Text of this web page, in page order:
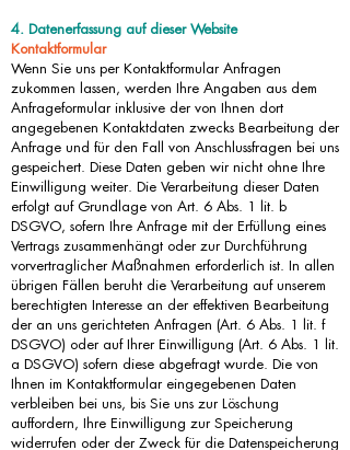
4. Datenerfassung auf dieser Website
Kontaktformular
Wenn Sie uns per Kontaktformular Anfragen
zukommen lassen, werden Ihre Angaben aus dem
Anfrageformular inklusive der von Ihnen dort
angegebenen Kontaktdaten zwecks Bearbeitung der
Anfrage und für den Fall von Anschlussfragen bei uns
gespeichert. Diese Daten geben wir nicht ohne Ihre
Einwilligung weiter. Die Verarbeitung dieser Daten
erfolgt auf Grundlage von Art. 6 Abs. 1 lit. b
DSGVO, sofern Ihre Anfrage mit der Erfüllung eines
Vertrags zusammenhängt oder zur Durchführung
vorvertraglicher Maßnahmen erforderlich ist. In allen
übrigen Fällen beruht die Verarbeitung auf unserem
berechtigten Interesse an der effektiven Bearbeitung
der an uns gerichteten Anfragen (Art. 6 Abs. 1 lit. f
DSGVO) oder auf Ihrer Einwilligung (Art. 6 Abs. 1 lit.
a DSGVO) sofern diese abgefragt wurde. Die von
Ihnen im Kontaktformular eingegebenen Daten
verbleiben bei uns, bis Sie uns zur Löschung
auffordern, Ihre Einwilligung zur Speicherung
widerrufen oder der Zweck für die Datenspeicherung